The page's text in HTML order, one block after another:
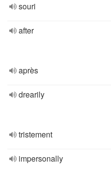
souri
after
après
drearily
tristement
impersonally